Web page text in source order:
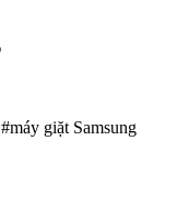
máy giặt Samsung